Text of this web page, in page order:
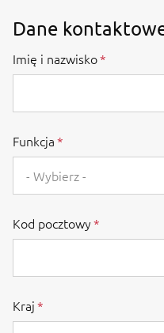
Dane
Imię i nazwisko
Funkcja
- Wybierz -
Kod pocztowy
Kraj